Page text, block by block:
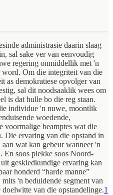
administrasie daarin slaag
sal sake ver van eenvoudig
regering onmiddellik met 'n
Om die integriteit van die
as demokratiese opvolger van
sal dit noodsaaklik wees om
is dat hulle bo die reg staan.
individue 'n nuwe, moontlik
woedende,
voormalige beamptes wat die
Die ervaring van die opstand in
wat kan gebeur wanneer 'n
En soos plekke soos Noord-
geskiedkundige ervaring kan
honderd “harde manne”
'n beduidende segment van
van die opstandelinge.1